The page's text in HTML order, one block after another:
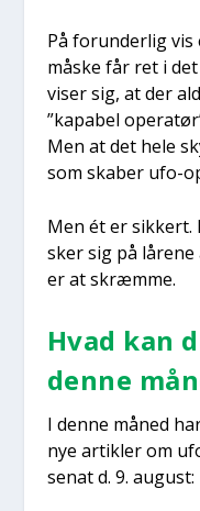
På forun­der­lig vis
måske får ret i
viser sig, at der
”kapa­bel
Men at det hele
som ska­ber ufo-
Men ét er sik­kert.
sker sig på
er at skræm­me.
Hvad kan
den­ne
I den­ne måned
nye artik­ler om
senat d. 9. august: